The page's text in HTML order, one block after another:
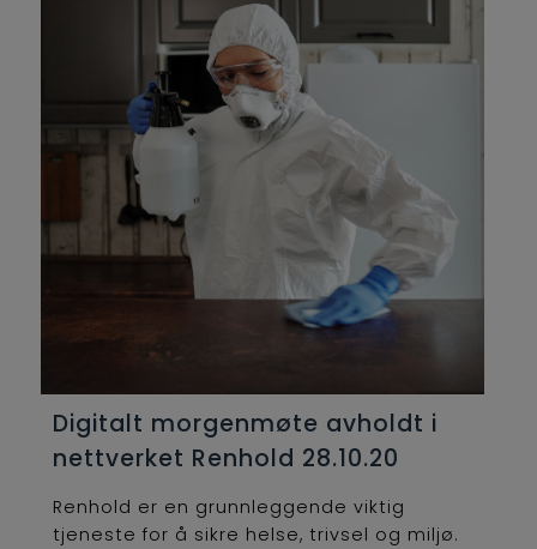
Digitalt morgenmøte avholdt i
nettverket Renhold 28.10.20
Renhold er en grunnleggende viktig
tjeneste for å sikre helse, trivsel og miljø.